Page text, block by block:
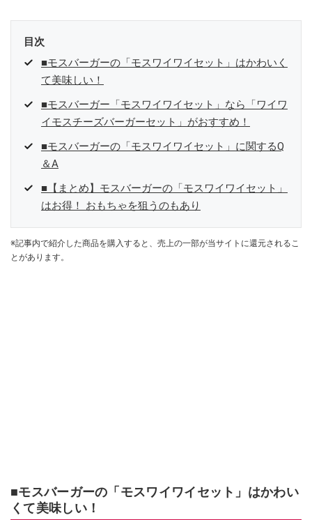
目次
■モスバーガーの「モスワイワイセット」はかわいく
て美味しい！
■モスバーガー「モスワイワイセット」なら「ワイワ
イモスチーズバーガーセット」がおすすめ！
■モスバーガーの「モスワイワイセット」に関するQ
＆A
■【まとめ】モスバーガーの「モスワイワイセット」
はお得！ おもちゃを狙うのもあり
※記事内で紹介した商品を購入すると、売上の一部が当サイトに還元されるこ
とがあります。
■モスバーガーの「モスワイワイセット」はかわい
くて美味しい！